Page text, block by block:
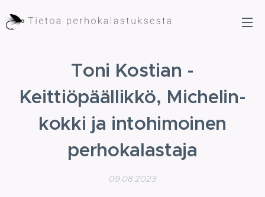
Toni Kostian -
Keittiöpäällikkö, Michelin-
kokki ja intohimoinen
perhokalastaja
09.08.2023